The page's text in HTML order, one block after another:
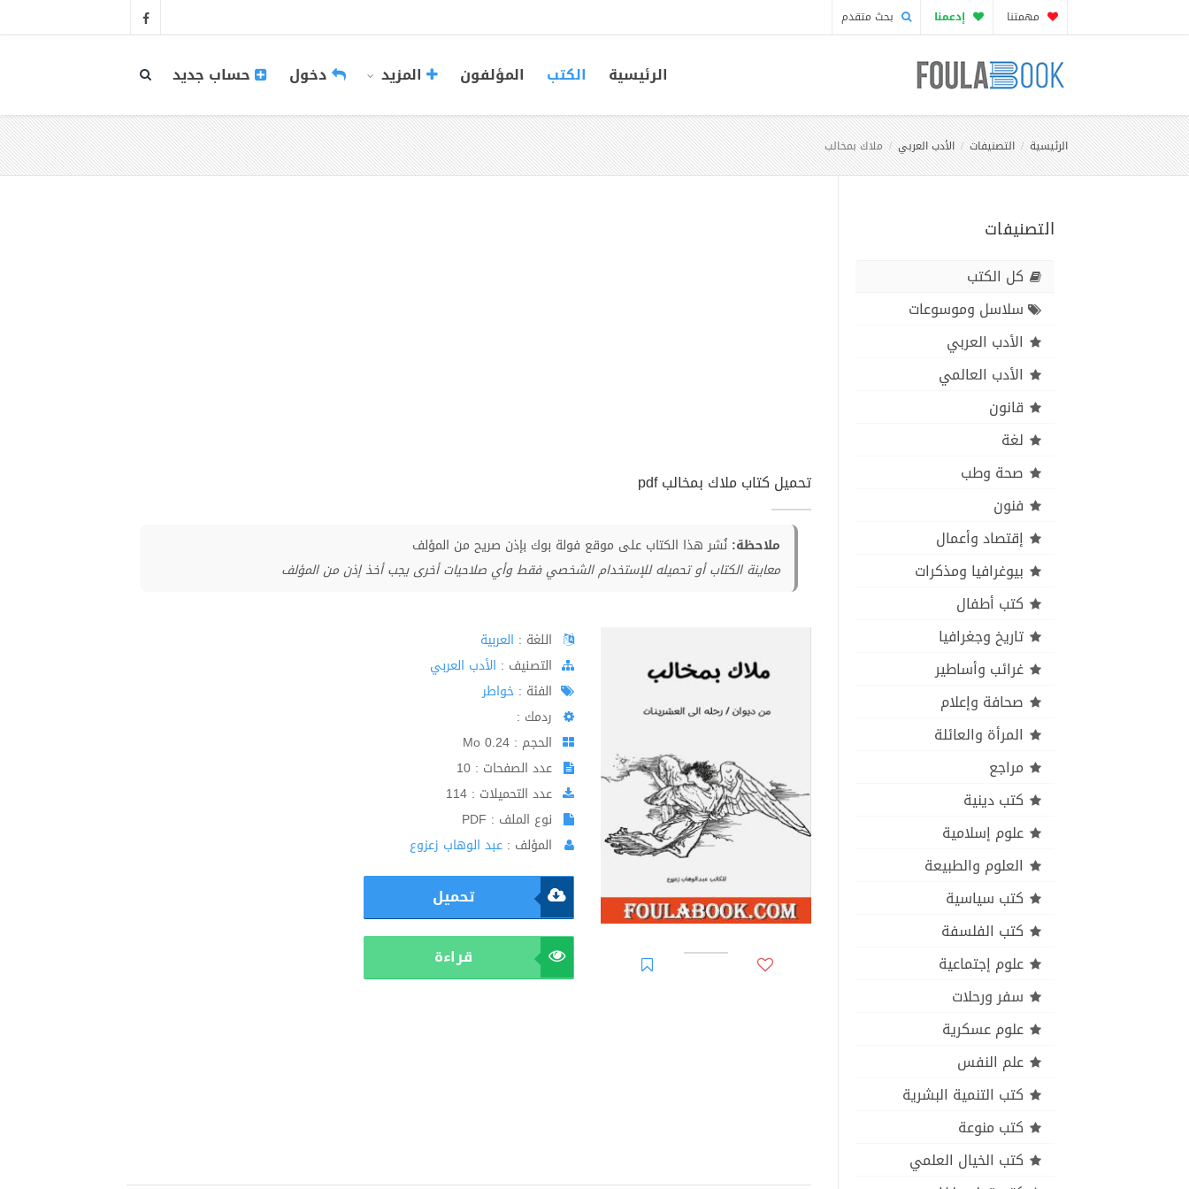
مهمتنا إدعمنا بحث متقدم
الرئيسية الكتب المؤلفون المزيد دخول حساب جديد
الرئيسية التصنيفات الأدب العربي ملاك بمخالب
التصنيفات
كل الكتب
سلاسل وموسوعات
الأدب العربي
الأدب العالمي
قانون
لغة
صحة وطب
فنون
إقتصاد وأعمال
بيوغرافيا ومذكرات
كتب أطفال
تاريخ وجغرافيا
غرائب وأساطير
صحافة وإعلام
المرأة والعائلة
مراجع
كتب دينية
علوم إسلامية
العلوم والطبيعة
كتب سياسية
كتب الفلسفة
علوم إجتماعية
سفر ورحلات
علوم عسكرية
علم النفس
كتب التنمية البشرية
كتب منوعة
كتب الخيال العلمي
تحميل كتاب ملاك بمخالب pdf
ملاحظة: نُشر هذا الكتاب على موقع فولة بوك بإذن صريح من المؤلف
معاينة الكتاب أو تحميله للإستخدام الشخصي فقط وأي صلاحيات أخرى يجب أخذ إذن من المؤلف
اللغة : العربية
اﻟﺘﺼﻨﻴﻒ : الأدب العربي
الفئة : خواطر
ردمك :
الحجم : 0.24 Mo
عدد الصفحات : 10
عدد التحميلات : 114
نوع الملف : PDF
المؤلف : عبد الوهاب زعزوع
تحميل
قراءة